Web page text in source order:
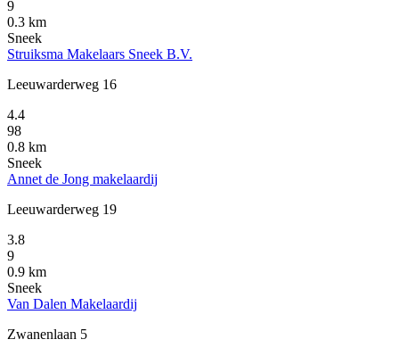
9
0.3 km
Sneek
Struiksma Makelaars Sneek B.V.
Leeuwarderweg 16
4.4
98
0.8 km
Sneek
Annet de Jong makelaardij
Leeuwarderweg 19
3.8
9
0.9 km
Sneek
Van Dalen Makelaardij
Zwanenlaan 5